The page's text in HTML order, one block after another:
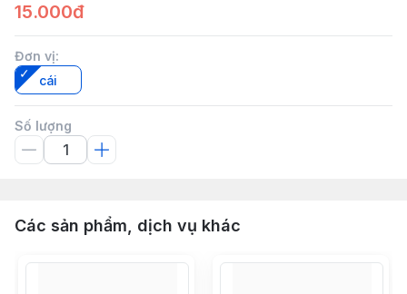
15.000đ
Đơn vị:
cái
Số lượng
Các sản phẩm, dịch vụ khác